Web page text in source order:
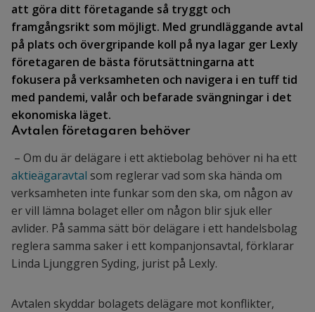
att göra ditt företagande så tryggt och
framgångsrikt som möjligt. Med grundläggande avtal
på plats och övergripande koll på nya lagar ger Lexly
företagaren de bästa förutsättningarna att
fokusera på verksamheten och navigera i en tuff tid
med pandemi, valår och befarade svängningar i det
ekonomiska läget.
Avtalen företagaren behöver
– Om du är delägare i ett aktiebolag behöver ni ha ett
aktieägaravtal som reglerar vad som ska hända om
verksamheten inte funkar som den ska, om någon av
er vill lämna bolaget eller om någon blir sjuk eller
avlider. På samma sätt bör delägare i ett handelsbolag
reglera samma saker i ett kompanjonsavtal, förklarar
Linda Ljunggren Syding, jurist på Lexly.
Avtalen skyddar bolagets delägare mot konflikter,